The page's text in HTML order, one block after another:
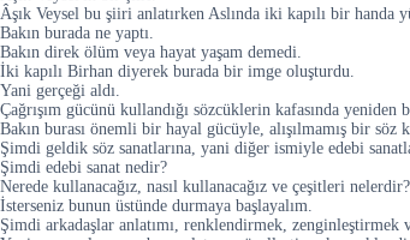
Âşık Veysel bu şiiri anlatırken Aslında iki kapılı bir
Bakın burada ne yaptı.
Bakın direk ölüm veya hayat yaşam demedi.
İki kapılı Birhan diyerek burada bir imge oluşturdu.
Yani gerçeği aldı.
Çağrışım gücünü kullandığı sözcüklerin kafasında yeniden
Bakın burası önemli bir hayal gücüyle, alışılmamış bir
Şimdi geldik söz sanatlarına, yani diğer ismiyle edebi
Şimdi edebi sanat nedir?
Nerede kullanacağız, nasıl kullanacağız ve çeşitleri nelerdir?
İsterseniz bunun üstünde durmaya başlayalım.
Şimdi arkadaşlar anlatımı, renklendirmek,